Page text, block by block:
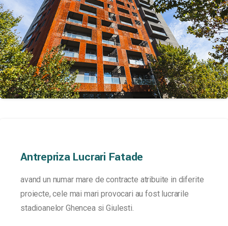
Antrepriza Lucrari Fatade
avand un numar mare de contracte atribuite in diferite
proiecte, cele mai mari provocari au fost lucrarile
stadioanelor Ghencea si Giulesti.